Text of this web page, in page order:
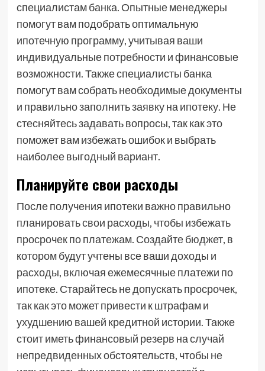
специалистам банка. Опытные менеджеры
помогут вам подобрать оптимальную
ипотечную программу, учитывая ваши
индивидуальные потребности и финансовые
возможности. Также специалисты банка
помогут вам собрать необходимые документы
и правильно заполнить заявку на ипотеку. Не
стесняйтесь задавать вопросы, так как это
поможет вам избежать ошибок и выбрать
наиболее выгодный вариант.
Планируйте свои расходы
После получения ипотеки важно правильно
планировать свои расходы, чтобы избежать
просрочек по платежам. Создайте бюджет, в
котором будут учтены все ваши доходы и
расходы, включая ежемесячные платежи по
ипотеке. Старайтесь не допускать просрочек,
так как это может привести к штрафам и
ухудшению вашей кредитной истории. Также
стоит иметь финансовый резерв на случай
непредвиденных обстоятельств, чтобы не